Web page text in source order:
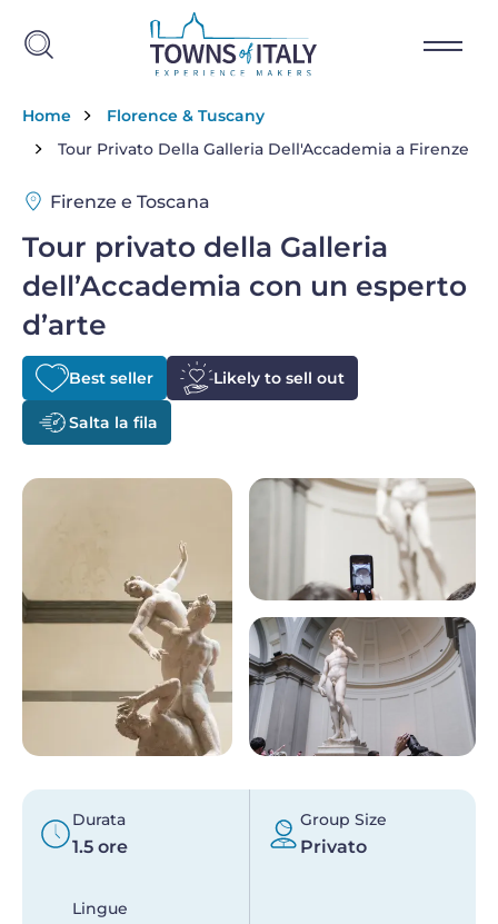
Salta al contenuto principale
Briciole di pane
Home
Florence & Tuscany
Tour Privato Della Galleria Dell'Accademia a Firenze
Firenze e Toscana
Tour privato della Galleria
dell’Accademia con un esperto
d’arte
Best seller Likely to sell out
Salta la fila
Durata
1.5 ore
Group Size
Privato
Lingue